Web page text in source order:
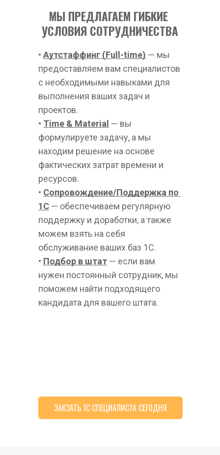
МЫ ПРЕДЛАГАЕМ ГИБКИЕ
УСЛОВИЯ СОТРУДНИЧЕСТВА
• Аутстаффинг (Full-time) — мы
предоставляем вам специалистов
с необходимыми навыками для
выполнения ваших задач и
проектов.
• Time & Material — вы
формулируете задачу, а мы
находим решение на основе
фактических затрат времени и
ресурсов.
• Сопровождение/Поддержка по
1С — обеспечиваем регулярную
поддержку и доработки, а также
можем взять на себя
обслуживание ваших баз 1С.
• Подбор в штат — если вам
нужен постоянный сотрудник, мы
поможем найти подходящего
кандидата для вашего штата.
ЗАКЗАТЬ 1С СПЕЦИАЛИСТА СЕГОДНЯ